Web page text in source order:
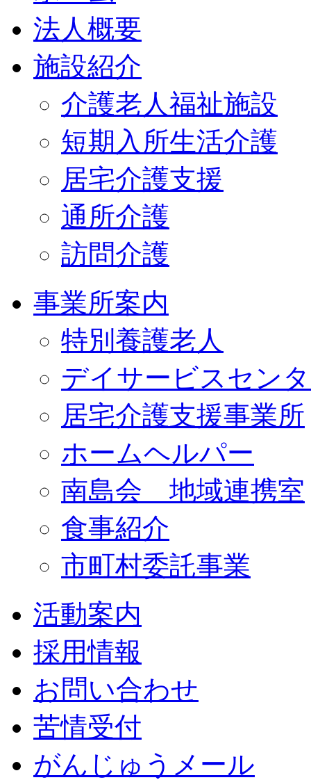
法人概要
施設紹介
介護老人福祉施設
短期入所生活介護
居宅介護支援
通所介護
訪問介護
事業所案内
特別養護老人
デイサービスセン
居宅介護支援事業所
ホームヘルパー
南島会 地域連携室
食事紹介
市町村委託事業
活動案内
採用情報
お問い合わせ
苦情受付
がんじゅうメール